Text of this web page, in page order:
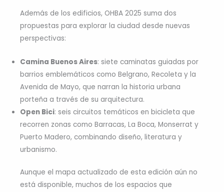
Además de los edificios, OHBA 2025 suma dos
propuestas para explorar la ciudad desde nuevas
perspectivas:
Camina Buenos Aires: siete caminatas guiadas por
barrios emblemáticos como Belgrano, Recoleta y la
Avenida de Mayo, que narran la historia urbana
porteña a través de su arquitectura.
Open Bici: seis circuitos temáticos en bicicleta que
recorren zonas como Barracas, La Boca, Monserrat y
Puerto Madero, combinando diseño, literatura y
urbanismo.
Aunque el mapa actualizado de esta edición aún no
está disponible, muchos de los espacios que